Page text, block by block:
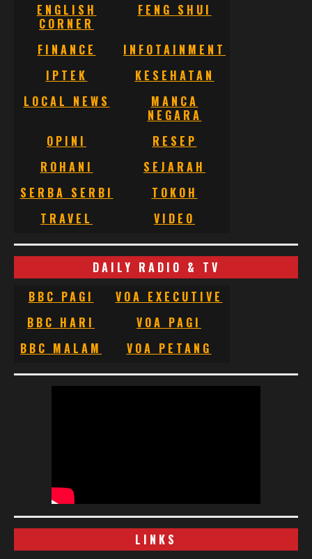
ENGLISH
CORNER
FENG SHUI
FINANCE
INFOTAINMENT
IPTEK
KESEHATAN
LOCAL NEWS
MANCA
NEGARA
OPINI
RESEP
ROHANI
SEJARAH
SERBA SERBI
TOKOH
TRAVEL
VIDEO
DAILY RADIO & TV
BBC PAGI
VOA EXECUTIVE
BBC HARI
VOA PAGI
BBC MALAM
VOA PETANG
LINKS